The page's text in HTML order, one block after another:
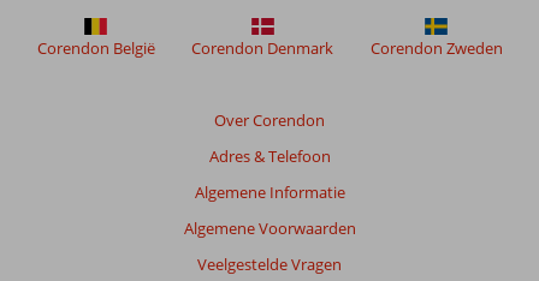
Over Corendon
Adres & Telefoon
Algemene Informatie
Algemene Voorwaarden
Veelgestelde Vragen
Corendon België Corendon Denmark Corendon Zweden